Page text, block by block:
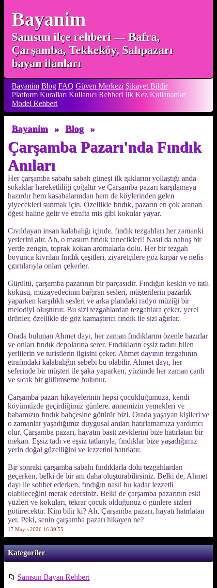
Bayanim
Samsun ilçe rehberi — Bafra,
Çarşamba, Tekkeköy, Salıpazarı
bayan ilanları
Bayanim Blog FAQ Güven Merkezi Şikayet Bildir
Platform Kuralları Kullanıcı Rehberi İlk Kez Kullananlar
Model Rehberi
Kategoriler
📁 Samsun Bayan Rehberi
Bayanim » Blog »
Çarşamba Pazarı'nda Fındık
Anıları
Her çarşamba sabahı sabah güneşi ilk ışıklarını yollaştığı anda
sokaklar hareketliliği çoğaltır ve Çarşamba pazarı karşılamaya
hazırdır hem kasabalarından hem de köylerinden gelen
yiyecekleri sunmak için. Özellikle fındık, pazarın en çok aranan
öğesi haline gelir ve etrafta mis gibi kokular yayar.
Cıvıldayan insan kalabalığı içinde, fındık tezgahları her zamanki
yerlerini alır. Ah, o masum fındık tanecikleri! Nasıl da nahoş bir
yerde zengin, toprak kokan aromalarla dolu. Her bir tezgah
boyunca kıvrılan fındık çeşitleri, ziyaretçilere göz kırpar ve nefis
çıtırtılarıyla onları çekerler.
Gürültü, çarşamba pazarının bir parçasıdır. Fındığın keskin ve tatlı
kokusu, müzayedecinin bağıran sesleri, müşterilerin pazarlık
yaparken karşılıklı sesleri ve arka plandaki radyo müziği bir
melodiyi oluşturur. Bu sizi tezgahlardan tezgahlara çeker, yerel
ürünler, özellikle de göz kamaştırıcı fındık ile sizi ağırlar.
Orada bulunan Ahmet dayı, her zaman fındıklarını özenle hazırlar
ve onları fındık depolarına serer. Fındıkların eşsiz tadını bilen
yerlilerin ve turistlerin ilgisini çeker. Ahmet dayının tezgahının
etrafındaki kalabalığın sebebi bu olabilir. Ahmet dayı, her
seferinde bir müşteri ile şaka yaparken, yüzünde her zaman canlı
ve sıcak bir gülümseme bulunur.
Çarşamba pazarı hikayelerinin hepsi çocukluğumuza, kendi
köyümüzde geçirdiğimiz günlere, annemizin yemekleri ve
babamızın fındık bahçesine götürür bizi. Orada yaşayan kişileri ve
o zamanlar yaşadığımız duygusal anıları hatırlamamıza yardımcı
olur. Çarşamba pazarı, hayatın basit zevklerini bize hatırlatan bir
mekan. Eşsiz tadı ve eşsiz tatlarıyla, fındıklar bize yaşadığımız
yerin doğal güzelliğini ve lezzetini hatırlatır.
Bir sonraki çarşamba sabahı fındıklarla dolu tezgahlardan
geçerken, belki de bir anı daha oluşturabilirsiniz. Belki de, Ahmet
dayı ile sohbet ederken, fındığın nasıl bu kadar lezzetli
olabileceğini merak edersiniz. Belki de çarşamba pazarının eski
yüzleri ve kokuları, tekrar çocuk olduğunuz o günlere sizleri
götürecektir. Kim bilir ki? Ah, Çarşamba pazarı, hayatı hatırlatan
yer. Peki, senin çarşamba pazarı hikayen ne?
17 Mayıs 2026 16:39:55